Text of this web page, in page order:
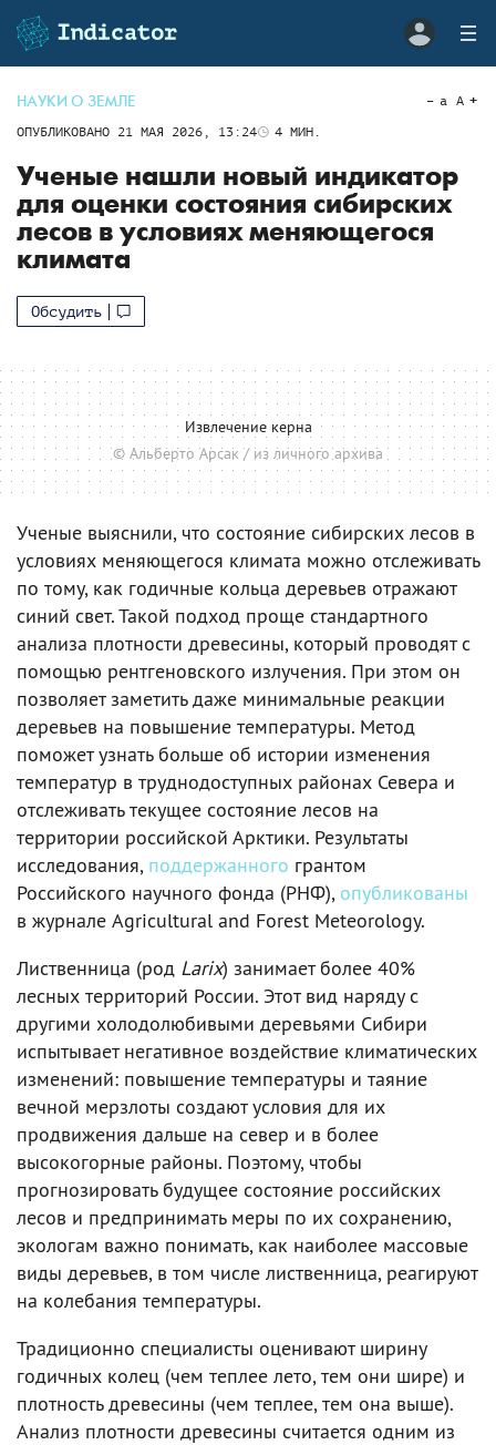
НАУКИ О ЗЕМЛЕ
ОПУБЛИКОВАНО 21 МАЯ 2026, 13:24 4 МИН.
a A
Ученые нашли новый индикатор
для оценки состояния сибирских
лесов в условиях меняющегося
климата
Обсудить
Извлечение керна
© Альберто Арсак / из личного архива
Ученые выяснили, что состояние сибирских лесов в
условиях меняющегося климата можно отслеживать
по тому, как годичные кольца деревьев отражают
синий свет. Такой подход проще стандартного
анализа плотности древесины, который проводят с
помощью рентгеновского излучения. При этом он
позволяет заметить даже минимальные реакции
деревьев на повышение температуры. Метод
поможет узнать больше об истории изменения
температур в труднодоступных районах Севера и
отслеживать текущее состояние лесов на
территории российской Арктики. Результаты
исследования, поддержанного грантом
Российского научного фонда (РНФ), опубликованы
в журнале Agricultural and Forest Meteorology.
Лиственница (род Larix) занимает более 40%
лесных территорий России. Этот вид наряду с
другими холодолюбивыми деревьями Сибири
испытывает негативное воздействие климатических
изменений: повышение температуры и таяние
вечной мерзлоты создают условия для их
продвижения дальше на север и в более
высокогорные районы. Поэтому, чтобы
прогнозировать будущее состояние российских
лесов и предпринимать меры по их сохранению,
экологам важно понимать, как наиболее массовые
виды деревьев, в том числе лиственница, реагируют
на колебания температуры.
Традиционно специалисты оценивают ширину
годичных колец (чем теплее лето, тем они шире) и
плотность древесины (чем теплее, тем она выше).
Анализ плотности древесины считается одним из